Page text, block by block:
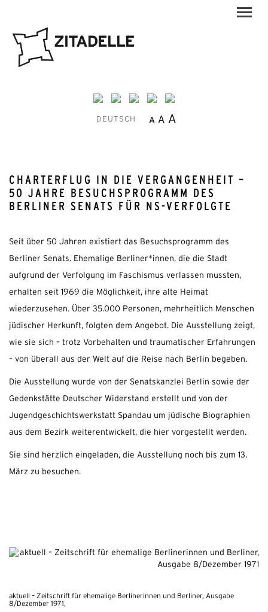
DEUTSCH A A A
CHARTERFLUG IN DIE VERGANGENHEIT –
50 JAHRE BESUCHSPROGRAMM DES
BERLINER SENATS FÜR NS-VERFOLGTE
Seit über 50 Jahren existiert das Besuchsprogramm des
Berliner Senats. Ehemalige Berliner*innen, die die Stadt
aufgrund der Verfolgung im Faschismus verlassen mussten,
erhalten seit 1969 die Möglichkeit, ihre alte Heimat
wiederzusehen. Über 35.000 Personen, mehrheitlich Menschen
jüdischer Herkunft, folgten dem Angebot. Die Ausstellung zeigt,
wie sie sich – trotz Vorbehalten und traumatischer Erfahrungen
– von überall aus der Welt auf die Reise nach Berlin begeben.
Die Ausstellung wurde von der Senatskanzlei Berlin sowie der
Gedenkstätte Deutscher Widerstand erstellt und von der
Jugendgeschichtswerkstatt Spandau um jüdische Biographien
aus dem Bezirk weiterentwickelt, die hier vorgestellt werden.
Sie sind herzlich eingeladen, die Ausstellung noch bis zum 13.
März zu besuchen.
aktuell – Zeitschrift für ehemalige Berlinerinnen und Berliner, Ausgabe
8/Dezember 1971,